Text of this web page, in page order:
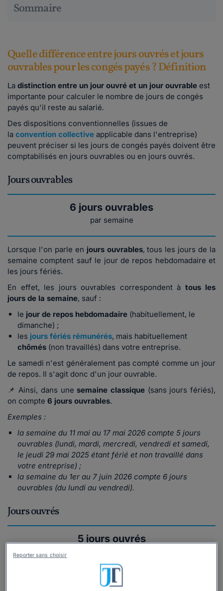
Sommaire
Quelle différence entre jours ouvrés et jours
ouvrables pour les congés payés ? Définition
La distinction entre un jour ouvré et un jour ouvrable est
importante pour calculer le nombre de jours de congés
payés qu'il reste au salarié.
Des dispositions conventionnelles (issues de
la convention collective applicable dans l'entreprise)
peuvent préciser si les jours de congés payés doivent être
comptabilisés en jours ouvrables ou en jours ouvrés.
Jours ouvrables
6 jours ouvrables
par semaine
Lorsque l'on parle en jours ouvrables, tous les jours de la
semaine comptent sauf le jour de repos hebdomadaire et
les jours fériés.
En effet, les jours ouvrables correspondent à tous les
jours de la semaine, sauf :
le jour de repos hebdomadaire (habituellement, le
dimanche) ;
les jours fériés rémunérés, mais habituellement
chômés (non travaillés) dans votre entreprise.
Le samedi n'est généralement pas compté comme un jour
de repos. Il s'agit donc d'un jour ouvrable.
📌 Ainsi, dans une semaine classique (sans jours fériés),
on compte 6 jours ouvrables.
Exemples :
la semaine du 11 mai au 17 mai 2026 compte 5 jours
ouvrables (lundi, mardi, mercredi, vendredi et samedi,
le jeudi 29 mai 2025 étant férié et non travaillé dans
votre entreprise) ;
la semaine du 1er au 7 juin 2026 compte 6 jours
ouvrables (du lundi au vendredi).
Jours ouvrés
5 jours ouvrés
, quant à eux, correspondent aux jours
Reporter sans choisir